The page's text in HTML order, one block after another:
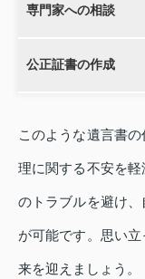
専門家への相談
公正証書の作成
このような遺言書
理に関する不安を
のトラブルを避け
が可能です。思い
来を迎えましょう。